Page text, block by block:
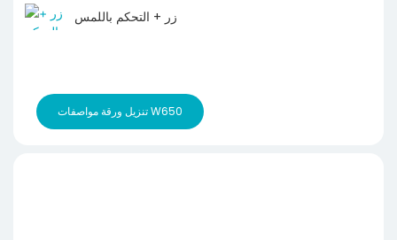
زر + التحكم باللمس
تنزيل ورقة مواصفات W650